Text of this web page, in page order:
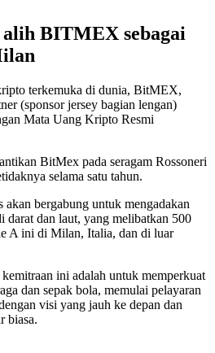
BITMEX sebagai
terkemuka di dunia, BitMEX,
(sponsor jersey bagian lengan)
Mata Uang Kripto Resmi
BitMex pada seragam Rossoneri
selama satu tahun.
bergabung untuk mengadakan
darat dan laut, yang melibatkan 500
A ini di Milan, Italia, dan di luar
ini adalah untuk memperkuat
dan sepak bola, memulai pelayaran
visi yang jauh ke depan dan
biasa.